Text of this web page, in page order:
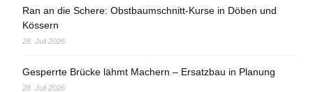
Ran an die Schere: Obstbaumschnitt-Kurse in Döben und
Kössern
28. Juli 2026
Gesperrte Brücke lähmt Machern – Ersatzbau in Planung
28. Juli 2026